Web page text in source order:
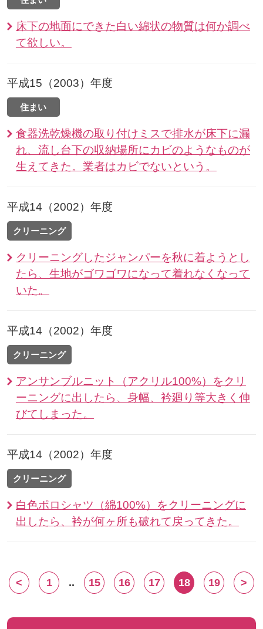
床下の地面にできた白い綿状の物質は何か調べ
て欲しい。
平成15（2003）年度
住まい
食器洗乾燥機の取り付けミスで排水が床下に漏
れ、流し台下の収納場所にカビのようなものが
生えてきた。業者はカビでないという。
平成14（2002）年度
クリーニング
クリーニングしたジャンパーを秋に着ようとし
たら、生地がゴワゴワになって着れなくなって
いた。
平成14（2002）年度
クリーニング
アンサンブルニット（アクリル100%）をクリ
ーニングに出したら、身幅、衿廻り等大きく伸
びてしまった。
平成14（2002）年度
クリーニング
白色ポロシャツ（綿100%）をクリーニングに
出したら、衿が何ヶ所も破れて戻ってきた。
< 1 .. 15 16 17 18 19 >